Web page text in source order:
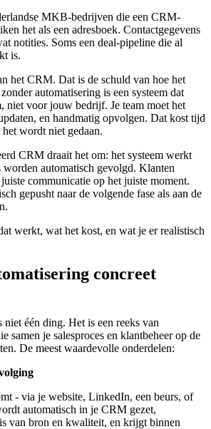
MKB-bedrijven die een CRM-
het als een adresboek. Contactgegevens
notities. Soms een deal-pipeline die al
is.
het CRM. Dat is de schuld van hoe het
automatisering is een systeem dat
niet voor jouw bedrijf. Je team moet het
en handmatig opvolgen. Dat kost tijd
wordt niet gedaan.
CRM draait het om: het systeem werkt
automatisch gevolgd. Klanten
communicatie op het juiste moment.
gepusht naar de volgende fase als aan de
werkt, wat het kost, en wat je er realistisch
concreet
één ding. Het is een reeks van
samen je salesproces en klantbeheer op de
De meest waardevolle onderdelen:
- via je website, LinkedIn, een beurs, of
automatisch in je CRM gezet,
van bron en kwaliteit, en krijgt binnen